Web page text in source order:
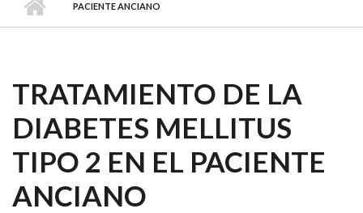
PACIENTE ANCIANO
TRATAMIENTO DE LA
DIABETES MELLITUS
TIPO 2 EN EL PACIENTE
ANCIANO